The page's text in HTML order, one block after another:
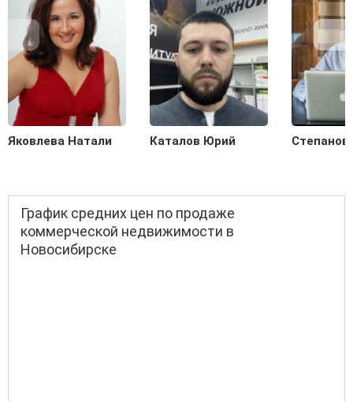
Яковлева Натали Каталов Юрий
График средних цен по продаже
коммерческой недвижимости в
Новосибирске